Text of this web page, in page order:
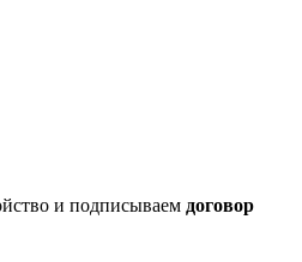
и подписываем договор